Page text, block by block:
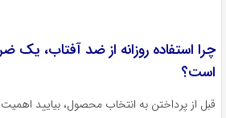
چرا استفاده روزانه از ضد آفتاب، یک
است؟
قبل از پرداختن به انتخاب محصول، بیایید